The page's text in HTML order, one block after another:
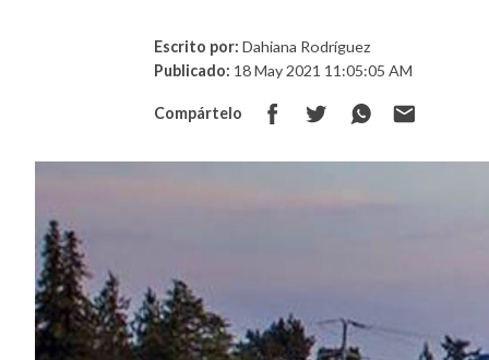
Escrito por: Dahiana Rodríguez
Publicado: 18 May 2021 11:05:05 AM
Compártelo